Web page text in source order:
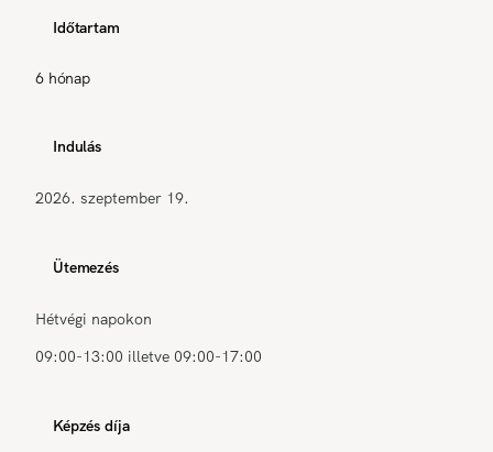
Időtartam
6 hónap
Indulás
2026. szeptember 19.
Ütemezés
Hétvégi napokon
09:00-13:00 illetve 09:00-17:00
Képzés díja